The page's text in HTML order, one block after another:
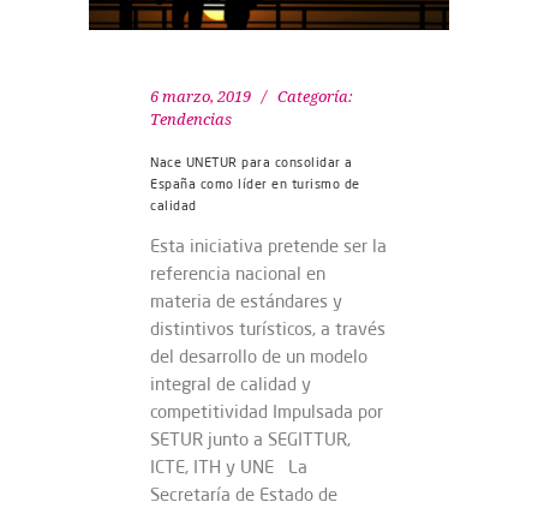
6 marzo, 2019
Categoría:
Tendencias
Nace UNETUR para consolidar a
España como líder en turismo de
calidad
Esta iniciativa pretende ser la
referencia nacional en
materia de estándares y
distintivos turísticos, a través
del desarrollo de un modelo
integral de calidad y
competitividad Impulsada por
SETUR junto a SEGITTUR,
ICTE, ITH y UNE La
Secretaría de Estado de